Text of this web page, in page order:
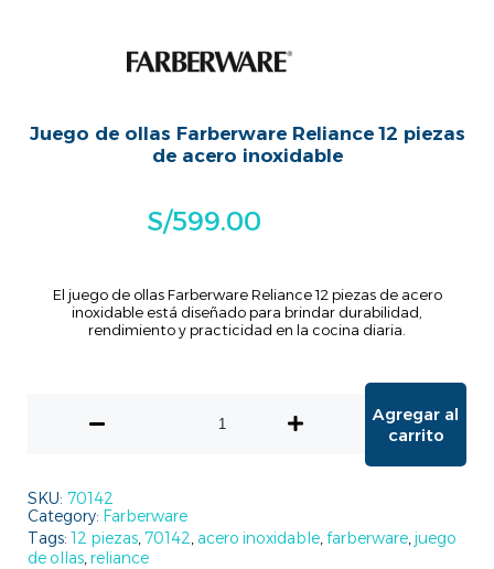
Juego de ollas Farberware Reliance 12 piezas
de acero inoxidable
S/599.00
El juego de ollas Farberware Reliance 12 piezas de acero
inoxidable está diseñado para brindar durabilidad,
rendimiento y practicidad en la cocina diaria.
Agregar al
carrito
SKU: 70142
Category: Farberware
Tags: 12 piezas 70142 acero inoxidable farberware juego
de ollas reliance